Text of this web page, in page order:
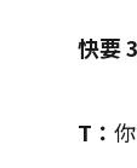
快要
T：